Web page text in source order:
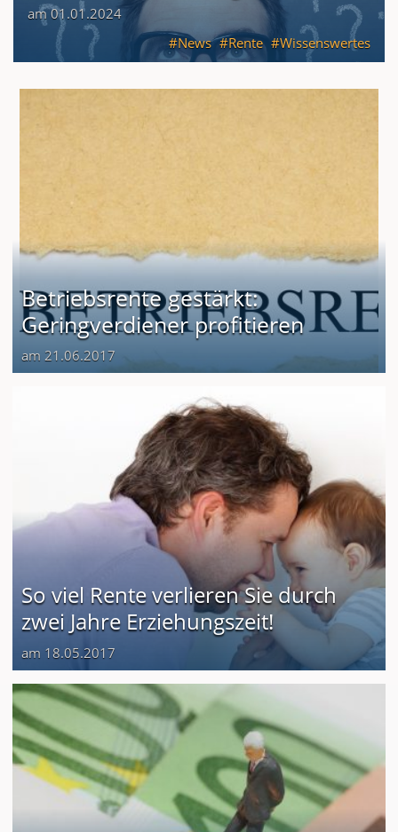
am 01.01.2024
News
Rente Wissenswertes
Betriebsrente gestärkt:
Geringverdiener profitieren
am 21.06.2017
So viel Rente verlieren Sie durch
zwei Jahre Erziehungszeit!
am 18.05.2017